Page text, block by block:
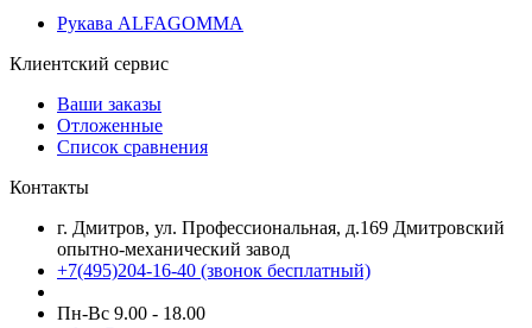
Рукава ALFAGOMMA
Клиентский сервис
Ваши заказы
Отложенные
Список сравнения
Контакты
г. Дмитров, ул. Профессиональная, д.169 Дмитровский
опытно-механический завод
+7(495)204-16-40 (звонок бесплатный)
Пн-Вс 9.00 - 18.00